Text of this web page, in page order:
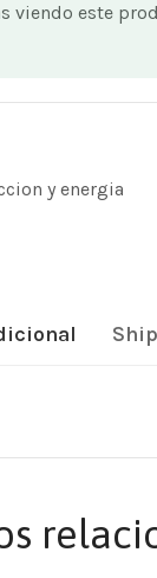
viendo este
y energia